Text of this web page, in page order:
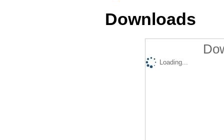
Downloads
Loading...